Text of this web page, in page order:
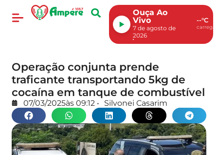
Ouça Ao
Vivo
7 de agosto de
2026
--°C
Operação conjunta prende
traficante transportando 5kg de
cocaína em tanque de combustível
07/03/2025às 09:12 • Silvonei Casarim